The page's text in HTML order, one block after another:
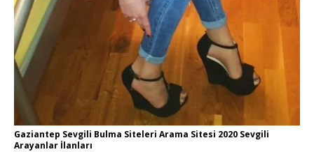
Gaziantep Sevgili Bulma Siteleri Arama Sitesi 2020 Sevgili
Arayanlar İlanları